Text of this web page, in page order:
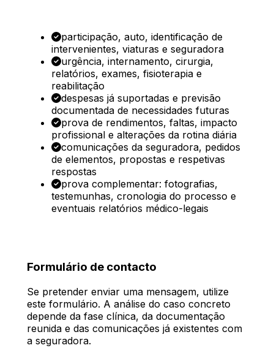
participação, auto, identificação de
intervenientes, viaturas e seguradora
urgência, internamento, cirurgia,
relatórios, exames, fisioterapia e
reabilitação
despesas já suportadas e previsão
documentada de necessidades futuras
prova de rendimentos, faltas, impacto
profissional e alterações da rotina diária
comunicações da seguradora, pedidos
de elementos, propostas e respetivas
respostas
prova complementar: fotografias,
testemunhas, cronologia do processo e
eventuais relatórios médico-legais
Formulário de contacto
Se pretender enviar uma mensagem, utilize
este formulário. A análise do caso concreto
depende da fase clínica, da documentação
reunida e das comunicações já existentes com
a seguradora.